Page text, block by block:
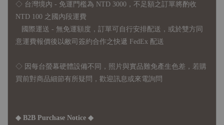
◇ 台灣境內 - 免運門檻為 NTD 3000，不足額之訂單將酌收
NTD 100 之國內段運費
國際運送 - 無免運額度，訂單可自行安排配送，或於雙方同
意運費報價後以敝司簽約合作之快遞 FedEx 配送
◇ 因 每台螢幕硬體設備不同，照片與實品難免產生色差，若購
買前對商品細節有所疑問，歡迎訊息或來電詢問
◆ B2B Purchase Notice ◆